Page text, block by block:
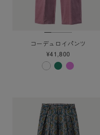
コーデュロイパンツ
¥41,800